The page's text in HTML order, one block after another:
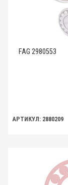
FAG 2980553
АРТИКУЛ: 2880209